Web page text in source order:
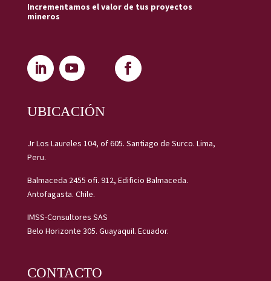
Incrementamos el valor de tus proyectos
mineros
UBICACIÓN
Jr Los Laureles 104, of 605. Santiago de Surco. Lima,
Peru.
Balmaceda 2455 ofi. 912, Edificio Balmaceda.
Antofagasta. Chile.
IMSS-Consultores SAS
Belo Horizonte 305. Guayaquil. Ecuador.
CONTACTO